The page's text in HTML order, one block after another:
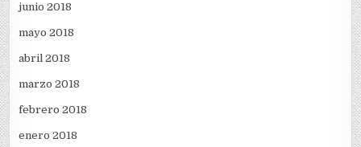
junio 2018
mayo 2018
abril 2018
marzo 2018
febrero 2018
enero 2018